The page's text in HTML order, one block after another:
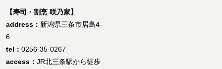
【寿司・割烹 咲乃家】
address： 新潟県三条市居島4-
6
tel： 0256-35-0267
access： JR北三条駅から徒歩